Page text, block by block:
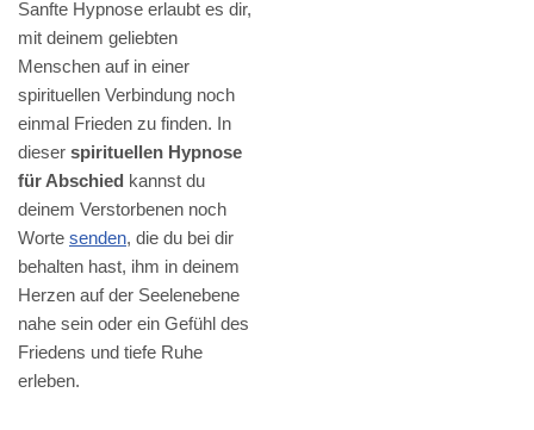
Sanfte Hypnose erlaubt es dir,
mit deinem geliebten
Menschen auf in einer
spirituellen Verbindung noch
einmal Frieden zu finden. In
dieser spirituellen Hypnose
für Abschied kannst du
deinem Verstorbenen noch
Worte senden, die du bei dir
behalten hast, ihm in deinem
Herzen auf der Seelenebene
nahe sein oder ein Gefühl des
Friedens und tiefe Ruhe
erleben.